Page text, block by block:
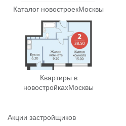
Каталог новостроекМосквы
Квартиры в
новостройкахМосквы
Акции застройщиков